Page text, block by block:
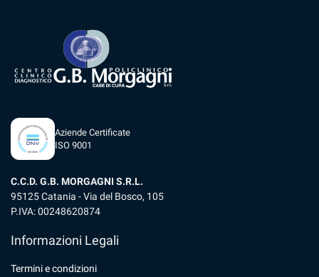
Aziende Certificate
ISO 9001
C.C.D. G.B. MORGAGNI S.R.L.
95125 Catania - Via del Bosco, 105
P.IVA: 00248620874
Informazioni Legali
Termini e condizioni